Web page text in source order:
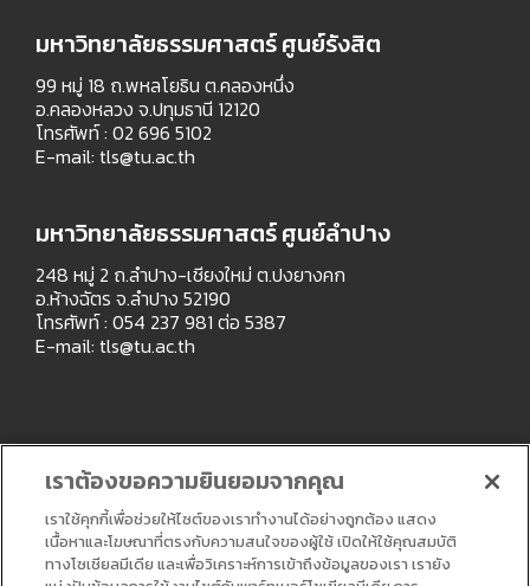
มหาวิทยาลัยธรรมศาสตร์ ศูนย์รังสิต
99 หมู่ 18 ถ.พหลโยธิน ต.คลองหนึ่ง
อ.คลองหลวง จ.ปทุมธานี 12120
โทรศัพท์ : 02 696 5102
E-mail: tls@tu.ac.th
มหาวิทยาลัยธรรมศาสตร์ ศูนย์ลำปาง
248 หมู่ 2 ถ.ลำปาง-เชียงใหม่ ต.ปงยางคก
อ.ห้างฉัตร จ.ลำปาง 52190
โทรศัพท์ : 054 237 981 ต่อ 5387
E-mail: tls@tu.ac.th
เราต้องขอความยินยอมจากคุณ
เราใช้คุกกี้เพื่อช่วยให้ไซต์ของเราทำงานได้อย่างถูกต้อง แสดง
เนื้อหาและโฆษณาที่ตรงกับความสนใจของผู้ใช้ เปิดให้ใช้คุณสมบัติ
ทางโซเชียลมีเดีย และเพื่อวิเคราะห์การเข้าถึงข้อมูลของเรา เรายัง